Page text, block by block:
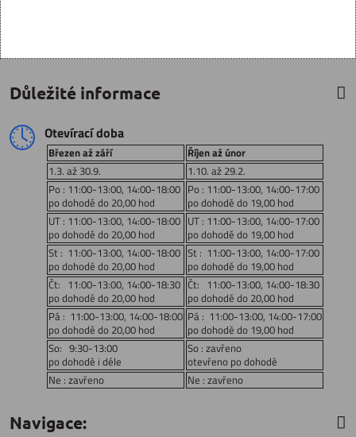
Důležité informace
Otevírací doba
Březen až září
Říjen až únor
1.3. až 30.9.
1.10. až 29.2.
Po : 11:00-13:00, 14:00-18:00
po dohodě do 20,00 hod
Po : 11:00-13:00, 14:00-17:00
po dohodě do 19,00 hod
UT : 11:00-13:00, 14:00-18:00
po dohodě do 20,00 hod
UT : 11:00-13:00, 14:00-17:00
po dohodě do 19,00 hod
St : 11:00-13:00, 14:00-18:00
po dohodě do 20,00 hod
St : 11:00-13:00, 14:00-17:00
po dohodě do 19,00 hod
Čt: 11:00-13:00, 14:00-18:30
po dohodě do 20,00 hod
Čt: 11:00-13:00, 14:00-18:30
po dohodě do 20,00 hod
Pá : 11:00-13:00, 14:00-18:00
po dohodě do 20,00 hod
Pá : 11:00-13:00, 14:00-17:00
po dohodě do 19,00 hod
So: 9:30-13:00
po dohodě i déle
So : zavřeno
otevřeno po dohodě
Ne : zavřeno
Ne : zavřeno
Navigace: